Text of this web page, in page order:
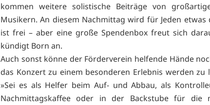
kommen weitere solistische Beiträge von
Musikern. An diesem Nachmittag wird für Jeden
ist frei – aber eine große Spendenbox freut sich
kündigt Born an.
Auch sonst könne der Förderverein helfende Hände
das Konzert zu einem besonderen Erlebnis werden zu
»Sei es als Helfer beim Auf- und Abbau, als
Nachmittagskaffee oder in der Backstube für die